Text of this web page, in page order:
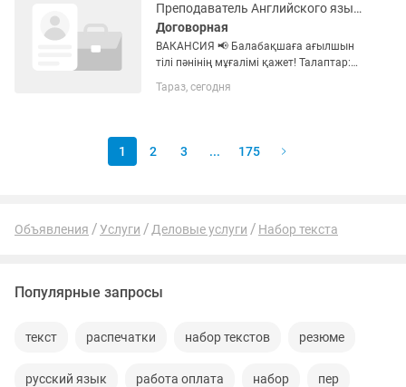
Преподаватель Английского языка
Договорная
ВАКАНСИЯ 📢 Балабақшаға ағылшын
тілі пәнінің мұғалімі қажет! Талаптар:
Соңғы 6 ай жұмыс жасамаған болу
Тараз, сегодня
1 2 3 ... 175
Объявления Услуги Деловые услуги Набор текста
Популярные запросы
текст распечатки набор текстов резюме
русский язык работа оплата набор пер